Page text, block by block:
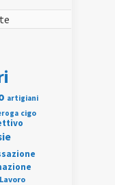
artigiani
cigo
Lavoro